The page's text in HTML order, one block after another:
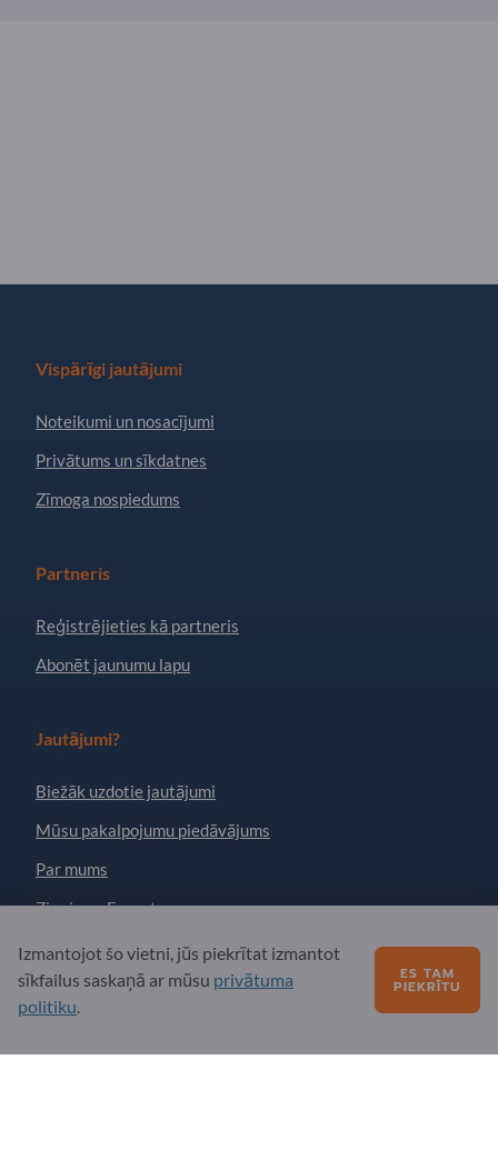
Vispārīgi jautājumi
Noteikumi un nosacījumi
Privātums un sīkdatnes
Zīmoga nospiedums
Partneris
Reģistrējieties kā partneris
Abonēt jaunumu lapu
Jautājumi?
Biežāk uzdotie jautājumi
Mūsu pakalpojumu piedāvājums
Par mums
Ziņojums Exportpages
Exportpages International Network
Exportpages International GmbH
Izmantojot šo vietni, jūs piekrītat izmantot
sīkfailus saskaņā ar mūsu privātuma
politiku.
ES TAM
PIEKRĪTU